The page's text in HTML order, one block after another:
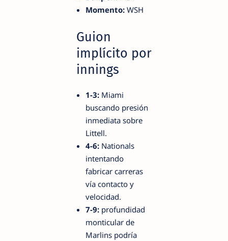
Momento: WSH
Guion
implícito por
innings
1-3: Miami
buscando presión
inmediata sobre
Littell.
4-6: Nationals
intentando
fabricar carreras
vía contacto y
velocidad.
7-9: profundidad
monticular de
Marlins podría